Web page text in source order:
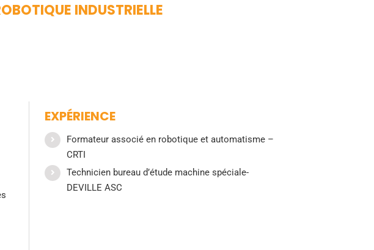
INDUSTRIELLE
EXPÉRIENCE
Formateur associé en robotique et automatisme –
CRTI
Technicien bureau d’étude machine spéciale-
DEVILLE ASC